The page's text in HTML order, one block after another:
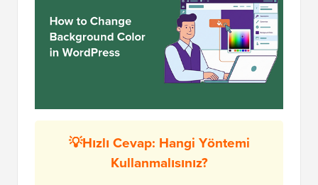
💡Hızlı Cevap: Hangi Yöntemi
Kullanmalısınız?